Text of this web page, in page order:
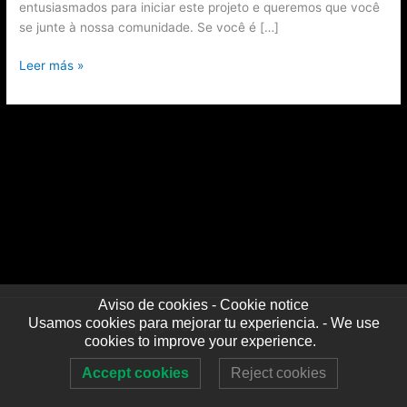
entusiasmados para iniciar este projeto e queremos que você
se junte à nossa comunidade. Se você é […]
idiomas
Leer más »
Copyright © YouFORMi 2026
Aviso de cookies - Cookie notice
Usamos cookies para mejorar tu experiencia. - We use
cookies to improve your experience.
Accept cookies Reject cookies